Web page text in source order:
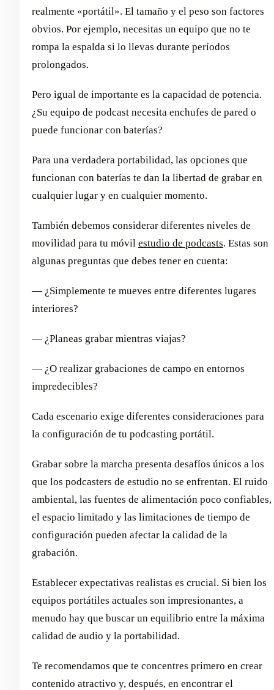
realmente «portátil». El tamaño y el peso son factores
obvios. Por ejemplo, necesitas un equipo que no te
rompa la espalda si lo llevas durante períodos
prolongados.
Pero igual de importante es la capacidad de potencia.
¿Su equipo de podcast necesita enchufes de pared o
puede funcionar con baterías?
Para una verdadera portabilidad, las opciones que
funcionan con baterías te dan la libertad de grabar en
cualquier lugar y en cualquier momento.
También debemos considerar diferentes niveles de
movilidad para tu móvil estudio de podcasts. Estas son
algunas preguntas que debes tener en cuenta:
— ¿Simplemente te mueves entre diferentes lugares
interiores?
— ¿Planeas grabar mientras viajas?
— ¿O realizar grabaciones de campo en entornos
impredecibles?
Cada escenario exige diferentes consideraciones para
la configuración de tu podcasting portátil.
Grabar sobre la marcha presenta desafíos únicos a los
que los podcasters de estudio no se enfrentan. El ruido
ambiental, las fuentes de alimentación poco confiables,
el espacio limitado y las limitaciones de tiempo de
configuración pueden afectar la calidad de la
grabación.
Establecer expectativas realistas es crucial. Si bien los
equipos portátiles actuales son impresionantes, a
menudo hay que buscar un equilibrio entre la máxima
calidad de audio y la portabilidad.
Te recomendamos que te concentres primero en crear
contenido atractivo y, después, en encontrar el